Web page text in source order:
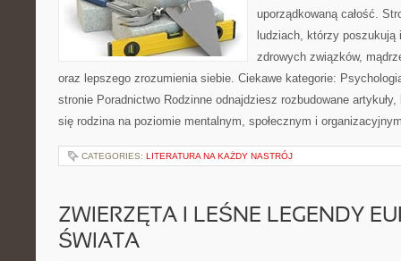
uporządkowaną całość.
ludziach, którzy poszukują
zdrowych związków,
oraz lepszego zrozumienia siebie. Ciekawe kategorie:
stronie Poradnictwo Rodzinne odnajdziesz rozbudowane
się rodzina na poziomie mentalnym, społecznym i
CATEGORIES: LITERATURA NA KAŻDY NASTRÓJ
ZWIERZĘTA I LEŚNE LEGENDY
ŚWIATA